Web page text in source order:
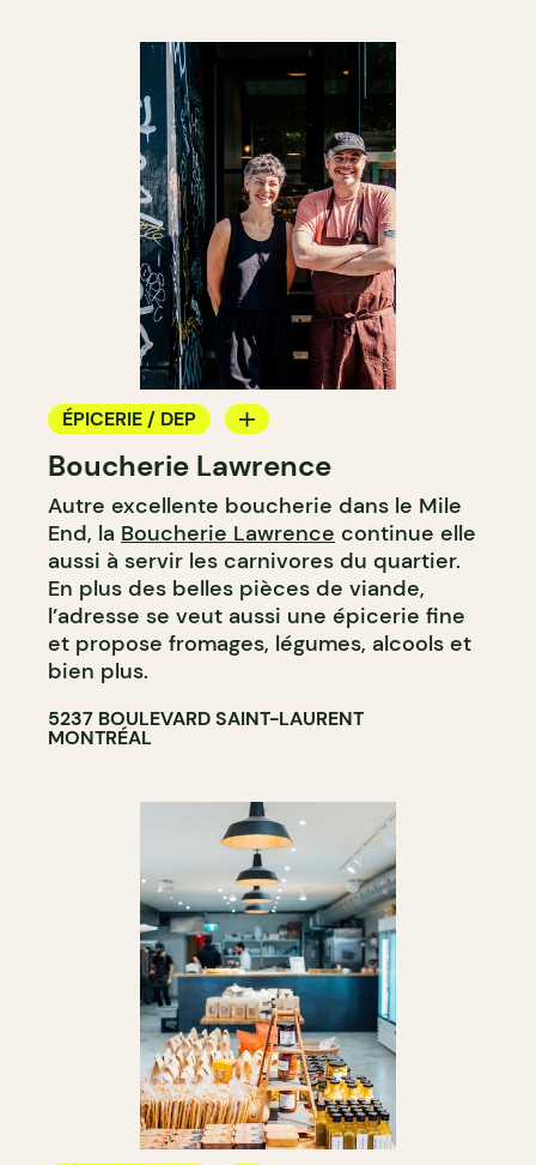
ÉPICERIE / DEP
BOUCHERIE
Boucherie Lawrence
Autre excellente boucherie dans le Mile
End, la Boucherie Lawrence continue elle
aussi à servir les carnivores du quartier.
En plus des belles pièces de viande,
l’adresse se veut aussi une épicerie fine
et propose fromages, légumes, alcools et
bien plus.
5237 BOULEVARD SAINT-LAURENT
MONTRÉAL